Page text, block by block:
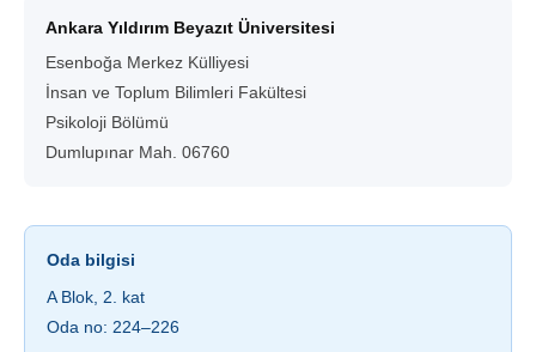
Ankara Yıldırım Beyazıt Üniversitesi
Esenboğa Merkez Külliyesi
İnsan ve Toplum Bilimleri Fakültesi
Psikoloji Bölümü
Dumlupınar Mah. 06760
Oda bilgisi
A Blok, 2. kat
Oda no: 224–226